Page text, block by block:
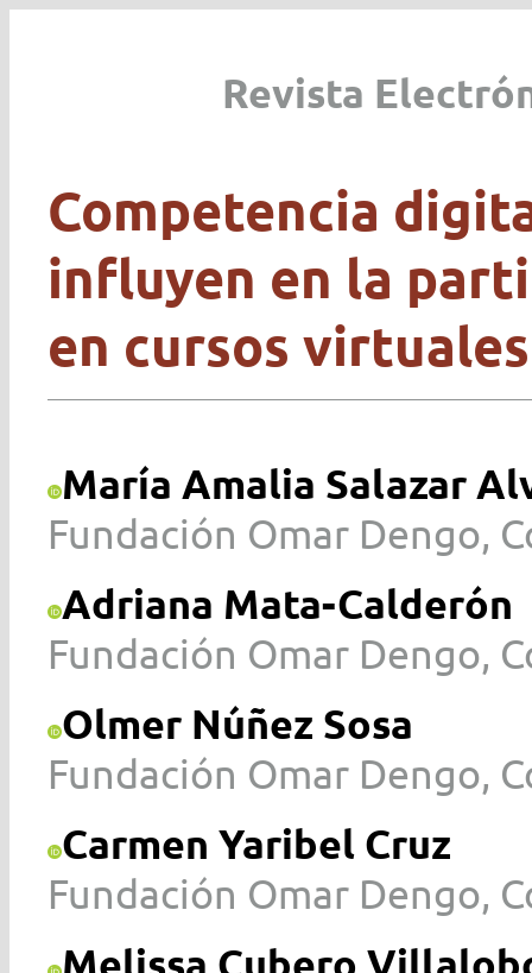
Revista
Competencia
influyen en la
en cursos
María Amalia Salazar
Fundación Omar Dengo,
Adriana Mata-Calderón
Fundación Omar Dengo,
Olmer Núñez Sosa
Fundación Omar Dengo,
Carmen Yaribel Cruz
Fundación Omar Dengo,